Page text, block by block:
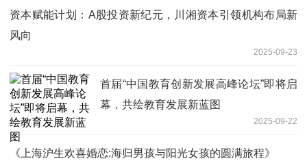
资本赋能计划：A股投资新纪元，川湘资本引领机构布局新
风向
2025-09-23
首届“中国教育创新发展高峰论坛”即将启
幕，共绘教育发展新蓝图
2025-09-22
《上海沪生欢喜婚恋:海归男孩与阳光女孩的圆满旅程》